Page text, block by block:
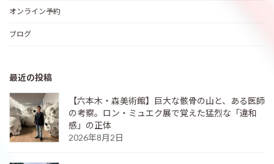
オンライン予約
ブログ
最近の投稿
【六本木・森美術館】巨大な骸骨の山と、ある医師
の考察。ロン・ミュエク展で覚えた猛烈な「違和
感」の正体
2026年8月2日